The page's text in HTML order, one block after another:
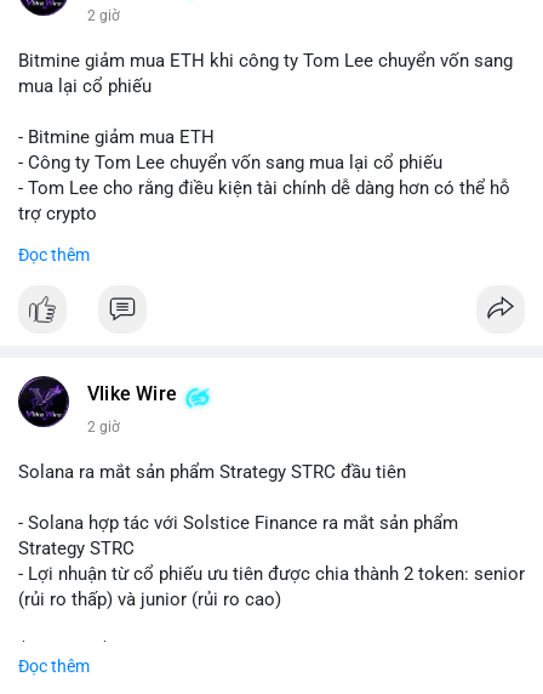
2 giờ
Bitmine giảm mua ETH khi công ty Tom Lee chuyển vốn sang
mua lại cổ phiếu
- Bitmine giảm mua ETH
- Công ty Tom Lee chuyển vốn sang mua lại cổ phiếu
- Tom Lee cho rằng điều kiện tài chính dễ dàng hơn có thể hỗ
trợ crypto
nghỉ tháng 8
#binancesquare
#vlikevn #titanbot
📰 Nguồn: CoinDesk
Đọc thêm
Vlike Wire
2 giờ
Solana ra mắt sản phẩm Strategy STRC đầu tiên
- Solana hợp tác với Solstice Finance ra mắt sản phẩm
Strategy STRC
- Lợi nhuận từ cổ phiếu ưu tiên được chia thành 2 token: senior
(rủi ro thấp) và junior (rủi ro cao)
Đọc thêm